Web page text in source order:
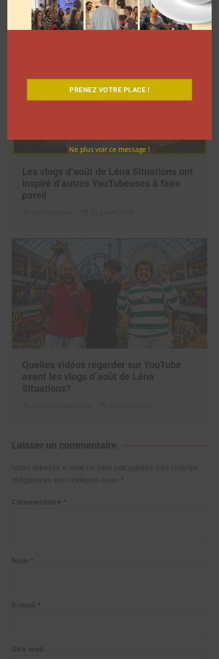
La rédaction 4 août 2026
Les vlogs d’août de Léna Situations ont
inspiré d’autres YouTubeuses à faire
pareil
Quelles vidéos regarder sur YouTube
avant les vlogs d’août de Léna
Situations?
Laisser un commentaire
Votre adresse e-mail ne sera pas publiée. Les champs
obligatoires sont indiqués avec *
Commentaire *
Nom *
E-mail *
Site web
PRENEZ VOTRE PLACE !
Ne plus voir ce message !